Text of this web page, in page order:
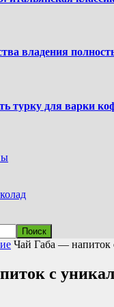
владения
турку для варки
Чай Габа — напиток
с